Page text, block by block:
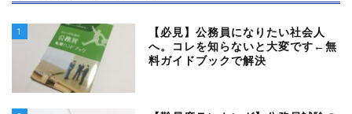
1
【必見】公務員になりたい社会人
へ。コレを知らないと大変です←無
料ガイドブックで解決